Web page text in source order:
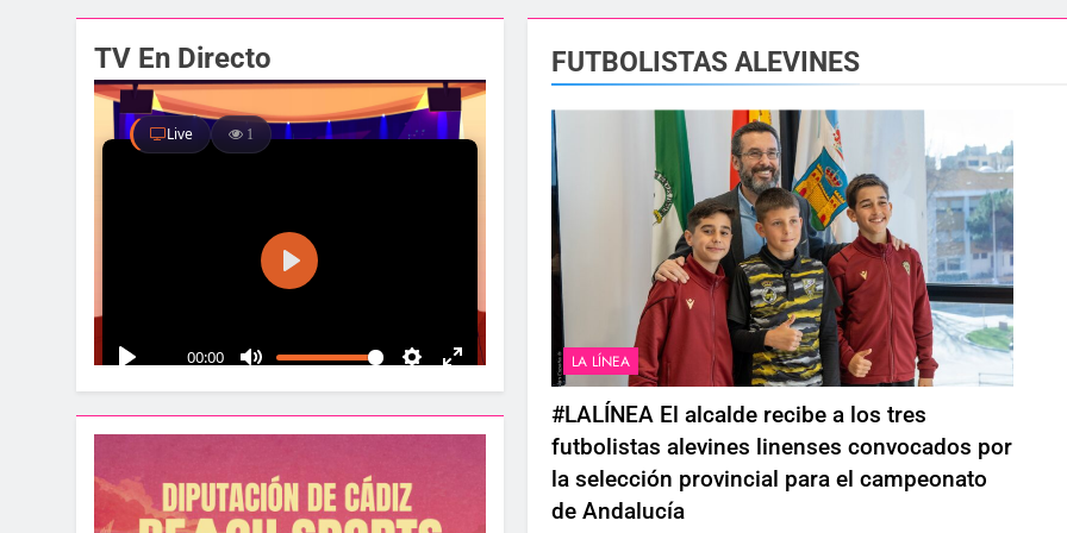
Santa Bárbara acoge el circuito nacional de vóley playa tres estrellas y el
1 Semana Atrás
La Línea albergará el Campeonato de Europa de Beach Sprint 2026 con más de
Parques y Jardines lleva a cabo trabajos de mejora y mantenimiento en las
La Velada y Fiestas 2026 echa el cierre con éxito rotundo
La Mancomunidad y el Banco de Alimentos del Campo de Gibraltar renuevan su
2 Semanas Atrás
Tráfico especial para despedir la feria. Ojo si vas a Santa Bárbara
2 Semanas Atrás
La feria se despide por todo lo alto: Antonio José, fuegos artificiales y música
TV En Directo FUTBOLISTAS ALEVINES
LA LÍNEA
#LALÍNEA El alcalde recibe a los tres
futbolistas alevines linenses convocados por
la selección provincial para el campeonato
de Andalucía